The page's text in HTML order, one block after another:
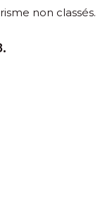
non classés.